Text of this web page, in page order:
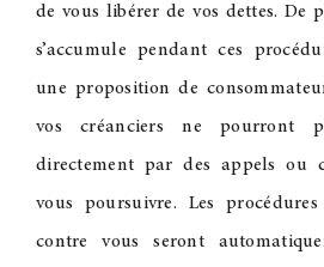
de vous libérer de vos dettes. De
s’accumule pendant ces
une proposition de
vos créanciers ne pourront
directement par des appels ou
vous poursuivre. Les
contre vous seront